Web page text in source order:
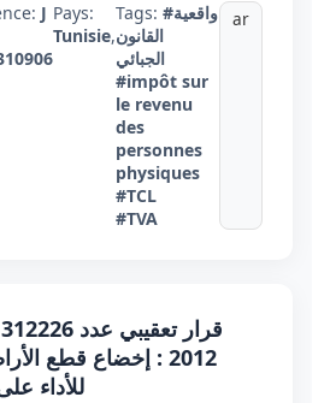
J Pays:
Tunisie,
Tags: #واقعية
القانون
الجبائي
#impôt sur
le revenu
des
personnes
physiques
#TCL
#TVA
ar
2012 : إخضاع قطع
للأداء